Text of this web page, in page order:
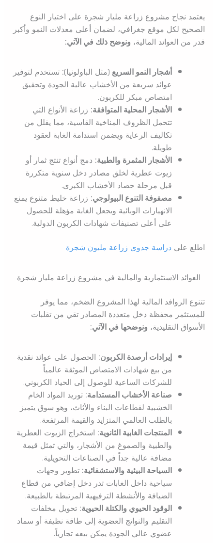
يعتمد نجاح مشروع زراعة مليار شجرة على اختيار النوع
الصحيح لكل موقع جغرافي، لضمان أعلى معدلات النمو وأكبر
قدر من العوائد المالية، ونوضح ذلك في الآتي:
أشجار النمو السريع (مثل الباولونيا):تستخدم لتوفير
عوائد سريعة من الأخشاب عالية الجودة وتحقيق
امتصاص مبكر للكربون.
الأشجار المحلية المتوافقة:زراعة الأنواع التي
تتحمل الظروف المناخية القاسية، مما يقلل من
تكاليف الرعاية ويضمن استدامة الغابة لعقود
طويلة.
الأشجار المثمرة والطبية:دمج أنواع تنتج ثمار أو
زيوت عطرية لخلق مصادر دخل سنوية متكررة
قبل مرحلة حصاد الأخشاب الكبرى.
مصفوفة التنوع البيولوجي:زراعة خليط متنوع يمنع
الانهيارات الوبائية ويجعل الغابة مؤهلة للحصول
على أعلى تصنيفات شهادات الكربون الدولية.
اطلع على دراسة جدوى زراعة مليون شجرة
العوائد الاستثمارية والمالية في مشروع زراعة مليار شجرة
تتنوع الروافد المالية لهذا المشروع الضخم، مما يوفر
للمستثمر محفظة دخل متعددة المصادر تقي من تقلبات
الأسواق التقليدية، ونوضحها في الآتي:
إيرادات أرصدة الكربون:الحصول على عوائد نقدية
من بيع شهادات الامتصاص الموثقة عالمياً
للشركات الساعية للوصول إلى الحياد الكربوني.
صناعة الأخشاب المستدامة:توريد المواد الخام
الخشبية لقطاعات البناء والأثاث، وهو سوق يتميز
بالطلب العالمي المتزايد والقيمة المرتفعة.
المنتجات الغابية الثانوية:استخراج الزيوت العطرية
والطبية والصموغ من الأشجار، والتي تمثل قيمة
مضافة عالية جداً في الصناعات التحويلية.
السياحة البيئية والاستشفائية:تطوير وجهات
سياحية داخل الغابات تدر دخل إضافي من قطاع
الضيافة والأنشطة الترفيهية المرتبطة بالطبيعة.
الوقود الحيوي والكتلة الحيوية:تحويل مخلفات
التقليم والنواتج العضوية إلى طاقة نظيفة أو سماد
عضوي عالي الجودة يمكن بيعه تجارياً.